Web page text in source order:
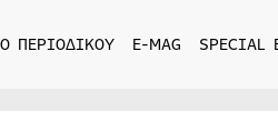
ΠΕΡΙΟΔΙΚΟΥ E-MAG SPECIAL